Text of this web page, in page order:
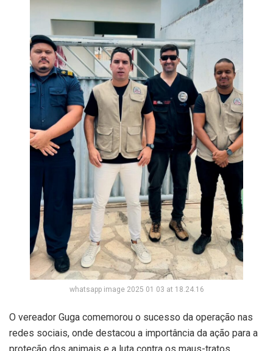
whatsapp image 2025 01 03 at 18.24.16
O vereador Guga comemorou o sucesso da operação nas
redes sociais, onde destacou a importância da ação para a